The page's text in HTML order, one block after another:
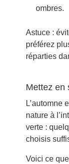
ombres.
Astuce :
préférez
réparties
Mettez en
L’automne
nature à
verte :
choisis
Voici ce